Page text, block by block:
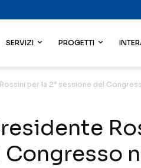
SERVIZI PROGETTI
per la 2° sessione del
Congresso